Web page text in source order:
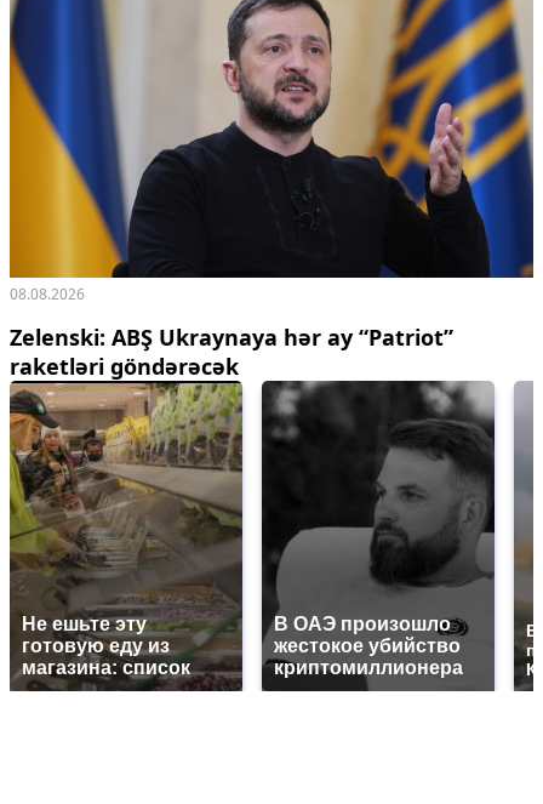
08.08.2026
Zelenski: ABŞ Ukraynaya hər ay “Patriot”
raketləri göndərəcək
Не ешьте эту
готовую еду из
магазина: список
В ОАЭ произошло
жестокое убийство
криптомиллионера